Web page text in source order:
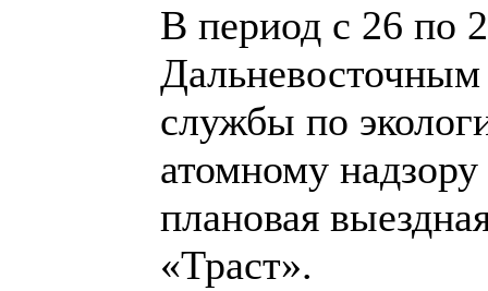
В период с 26 по
службы по
атомному
плановая
«Траст».